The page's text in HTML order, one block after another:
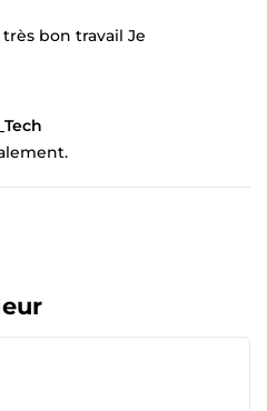
bon travail Je